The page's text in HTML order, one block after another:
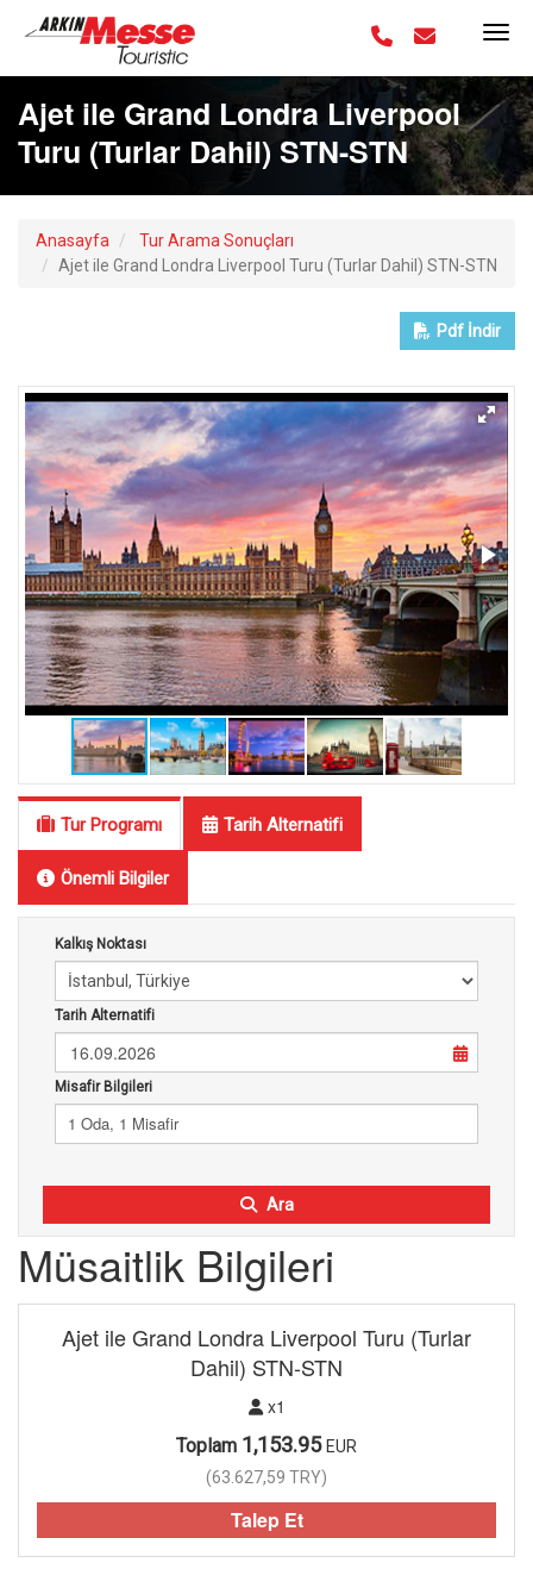
Ajet ile Grand Londra Liverpool
Turu (Turlar Dahil) STN-STN
Anasayfa
Tur Arama Sonuçları
Ajet ile Grand Londra Liverpool Turu (Turlar Dahil) STN-STN
Pdf İndir
Tur Programı Tarih Alternatifi
Önemli Bilgiler
Kalkış Noktası
Tarih Alternatifi
16.09.2026
Misafir Bilgileri
1 Oda, 1 Misafir
Ara
Müsaitlik Bilgileri
Ajet ile Grand Londra Liverpool Turu (Turlar
Dahil) STN-STN
x1
Toplam 1,153.95 EUR
(63.627,59 TRY)
Talep Et